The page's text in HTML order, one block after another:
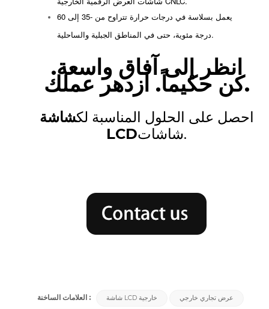
يعمل بسلاسة في درجات حرارة تتراوح من -35 إلى 60
انظر إلى آفاق واسعة.
كن حكيماً. ازدهر عملك.
احصل على الحلول المناسبة لكشاشة
LCD
شاشات.
العلامات الساخنة : شاشة LCD خارجية عرض تجاري خارجي